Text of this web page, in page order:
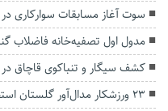
سوت آغاز مسابقات سوارکاری
مدول اول تصفیه‌خانه فاضلاب
کشف سیگار و تنباکوی قاچاق
۲۳ ورزشکار مدال‌آور گلستان استخدام شدند